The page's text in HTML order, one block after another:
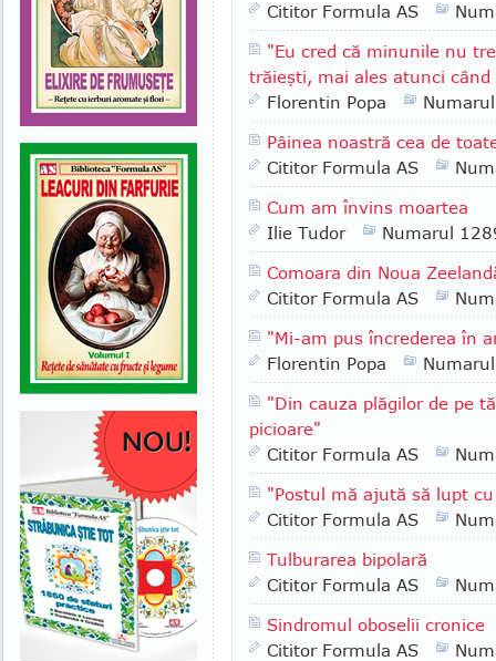
Cititor Formula AS
"Eu cred că minunile nu
trăieşti, mai ales atunci
Florentin Popa
Pâinea noastră cea de
Cititor Formula AS
Cum am învins moartea
Ilie Tudor
Numarul
Comoara din Noua
Cititor Formula AS
"Mi-am pus încrederea în
Florentin Popa
"Din cauza plăgilor de pe
picioare"
Cititor Formula AS
"Postul mă ajută să lupt
Cititor Formula AS
Tulburarea bipolară
Cititor Formula AS
Sindromul oboselii cronice
Cititor Formula AS